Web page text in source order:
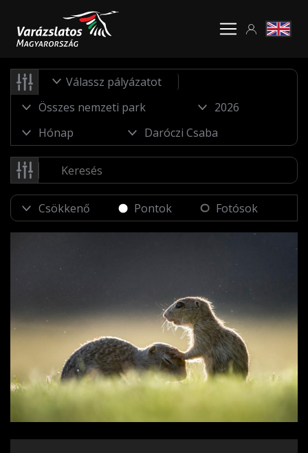
Válassz pályázatot
Pontok Fotósok